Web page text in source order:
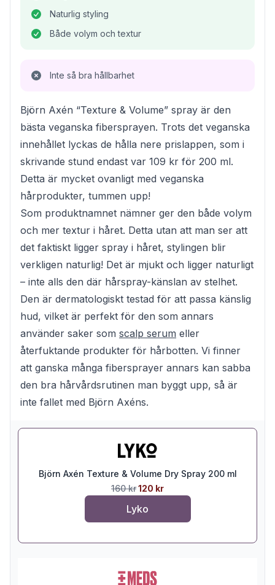
Naturlig styling
Både volym och textur
Inte så bra hållbarhet
Björn Axén “Texture & Volume” spray är den
bästa veganska fibersprayen. Trots det veganska
innehållet lyckas de hålla nere prislappen, som i
skrivande stund endast var 109 kr för 200 ml.
Detta är mycket ovanligt med veganska
hårprodukter, tummen upp!
Som produktnamnet nämner ger den både volym
och mer textur i håret. Detta utan att man ser att
det faktiskt ligger spray i håret, stylingen blir
verkligen naturlig! Det är mjukt och ligger naturligt
– inte alls den där hårspray-känslan av stelhet.
Den är dermatologiskt testad för att passa känslig
hud, vilket är perfekt för den som annars
använder saker som scalp serum eller
återfuktande produkter för hårbotten. Vi finner
att ganska många fibersprayer annars kan sabba
den bra hårvårdsrutinen man byggt upp, så är
inte fallet med Björn Axéns.
Björn Axén Texture & Volume Dry Spray 200 ml
160 kr120 kr
Lyko